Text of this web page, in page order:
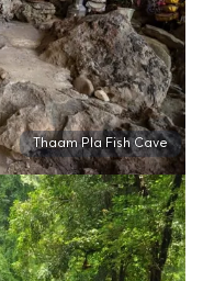
Thaam Pla Fish Cave